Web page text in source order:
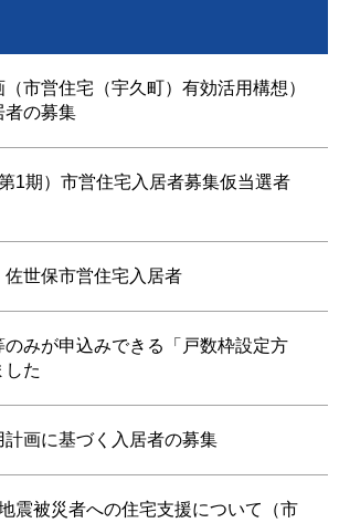
市営住宅（宇久町）有効活用構想）
者の募集
1期）市営住宅入居者募集仮当選者
佐世保市営住宅入居者
のみが申込みできる「戸数枠設定方
した
計画に基づく入居者の募集
震被災者への住宅支援について（市